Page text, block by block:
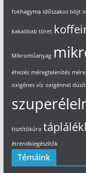
fokhagyma időszakos böjt
kakaóbab töret
Mikroműanyag
éhezés méregtelenítés
oxigénes víz oxigénnel
tisztítókúra
étrendkiegészítők
Témáink